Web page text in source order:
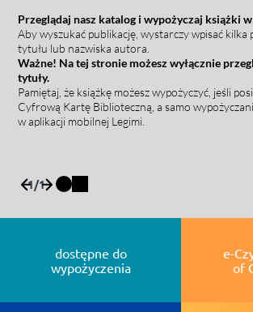
Przeglądaj nasz katalog i wypożyczaj książki
Aby wyszukać publikację, wystarczy wpisać kilka
tytułu lub nazwiska autora.
Ważne! Na tej stronie możesz wyłącznie
tytuły.
Pamiętaj, że książkę możesz wypożyczyć, jeśli
Cyfrową Kartę Biblioteczną, a samo
w aplikacji mobilnej Legimi.
1/1
dostępne do
wypożyczenia
e-
of